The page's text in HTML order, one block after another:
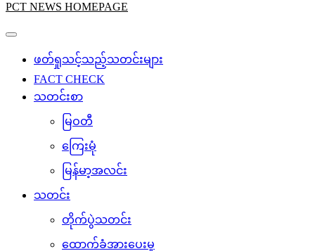
PCT NEWS HOMEPAGE
ဖတ်ရှုသင့်သည့်သတင်းများ
FACT CHECK
သတင်းစာ
မြဝတီ
ကြေးမုံ
မြန်မာ့အလင်း
သတင်း
တိုက်ပွဲသတင်း
ထောက်ခံအားပေးမှု